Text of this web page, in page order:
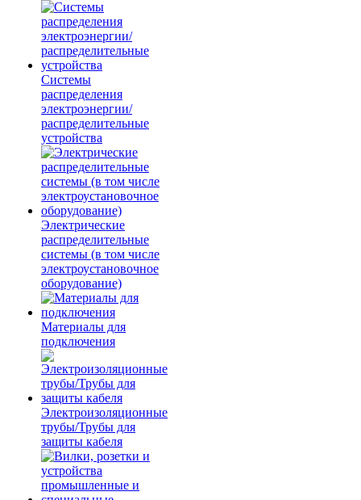
Системы
распределения
электроэнергии/
распределительные
устройства
Электрические
распределительные
системы (в том числе
электроустановочное
оборудование)
Материалы для
подключения
Электроизоляционные
трубы/Трубы для
защиты кабеля